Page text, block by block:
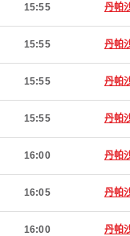
15:55 丹帕
15:55 丹帕
15:55 丹帕
15:55 丹帕
16:00 丹帕
16:05 丹帕
16:00 丹帕